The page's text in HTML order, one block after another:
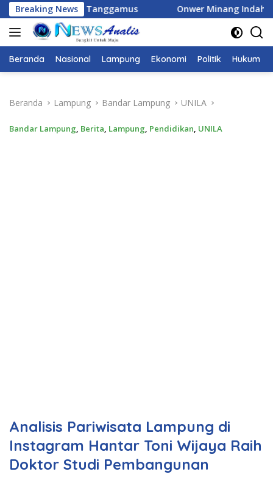
Langsung
ke
konten
Breaking News
TBC di Tanggamus Onwer Minang Indah Bung
Beranda Nasional Lampung Ekonomi Politik Hukum
Beranda Lampung Bandar Lampung UNILA
Bandar Lampung, Berita, Lampung, Pendidikan, UNILA
Analisis Pariwisata Lampung di
Instagram Hantar Toni Wijaya Raih
Doktor Studi Pembangunan